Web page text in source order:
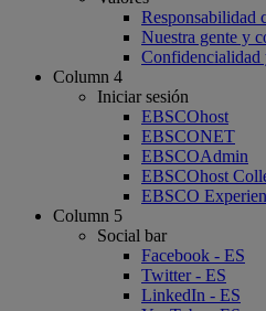
Responsabilidad
Nuestra gente y
Confidencialidad
Column 4
Iniciar sesión
EBSCOhost
EBSCONET
EBSCOAdmin
EBSCOhost
EBSCO
Column 5
Social bar
Facebook - ES
Twitter - ES
LinkedIn - ES